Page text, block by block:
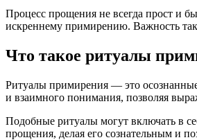
Процесс прощения не всегда прост и
искреннему примирению. Важность
Что такое ритуалы
Ритуалы примирения — это
и взаимного понимания, позволяя
Подобные ритуалы могут включать в
прощения, делая его сознательным и